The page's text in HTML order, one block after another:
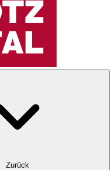
Zurück